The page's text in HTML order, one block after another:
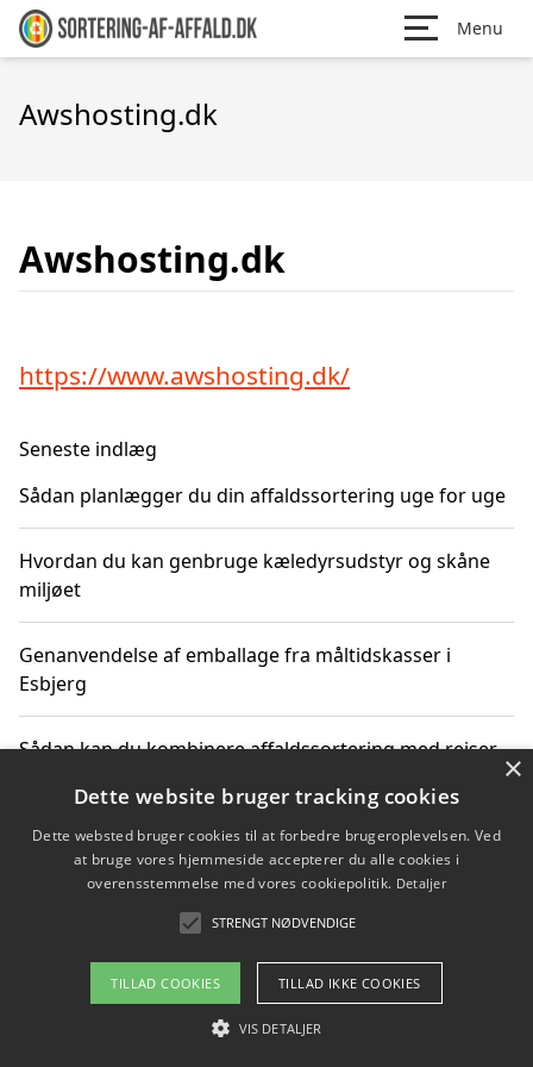
Menu
Awshosting.dk
Awshosting.dk
https://www.awshosting.dk/
Seneste indlæg
Sådan planlægger du din affaldssortering uge for uge
Hvordan du kan genbruge kæledyrsudstyr og skåne
miljøet
Genanvendelse af emballage fra måltidskasser i
Esbjerg
Sådan kan du kombinere affaldssortering med rejser
Hvordan affaldssortering kan bidrage til co2 reduktion
Om / kontakt
Blog Betingelser
×
Dette website bruger tracking cookies
Dette websted bruger cookies til at forbedre brugeroplevelsen. Ved
at bruge vores hjemmeside accepterer du alle cookies i
overensstemmelse med vores cookiepolitik. Detaljer
STRENGT NØDVENDIGE
TILLAD COOKIES TILLAD IKKE COOKIES
VIS DETALJER